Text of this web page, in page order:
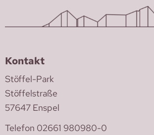
Kontakt
Stöffel-Park
Stöffelstraße
57647 Enspel
Telefon 02661 980980-0